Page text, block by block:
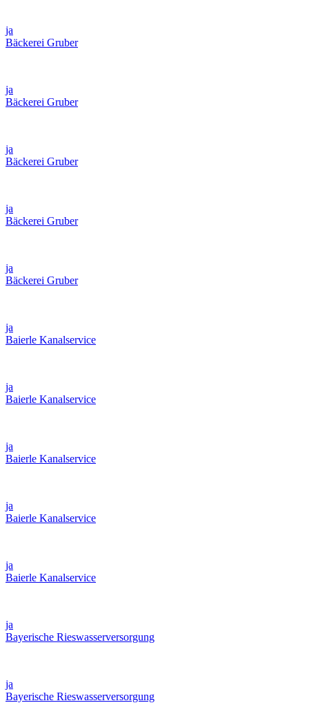
ja
Bäckerei Gruber
ja
Bäckerei Gruber
ja
Bäckerei Gruber
ja
Bäckerei Gruber
ja
Bäckerei Gruber
ja
Baierle Kanalservice
ja
Baierle Kanalservice
ja
Baierle Kanalservice
ja
Baierle Kanalservice
ja
Baierle Kanalservice
ja
Bayerische Rieswasserversorgung
ja
Bayerische Rieswasserversorgung